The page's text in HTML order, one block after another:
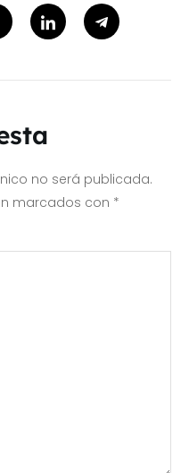
no será publicada.
marcados con *